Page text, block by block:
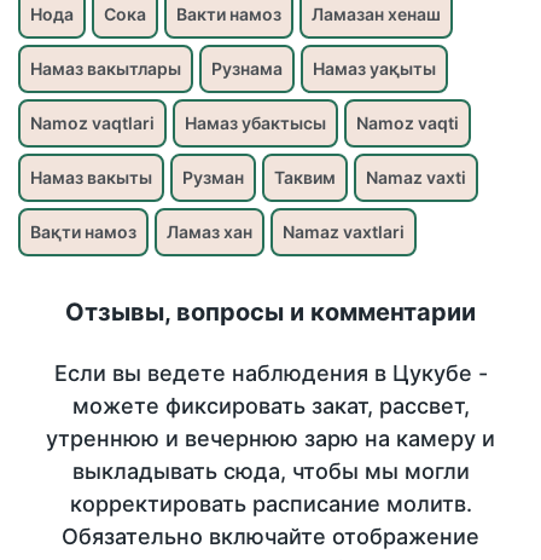
Нода Сока Вакти намоз Ламазан хенаш
Намаз вакытлары Рузнама Намаз уақыты
Namoz vaqtlari Намаз убактысы Namoz vaqti
Намаз вакыты Рузман Таквим Namaz vaxti
Вақти намоз Ламаз хан Namaz vaxtlari
Отзывы, вопросы и комментарии
Если вы ведете наблюдения в Цукубе -
можете фиксировать закат, рассвет,
утреннюю и вечернюю зарю на камеру и
выкладывать сюда, чтобы мы могли
корректировать расписание молитв.
Обязательно включайте отображение